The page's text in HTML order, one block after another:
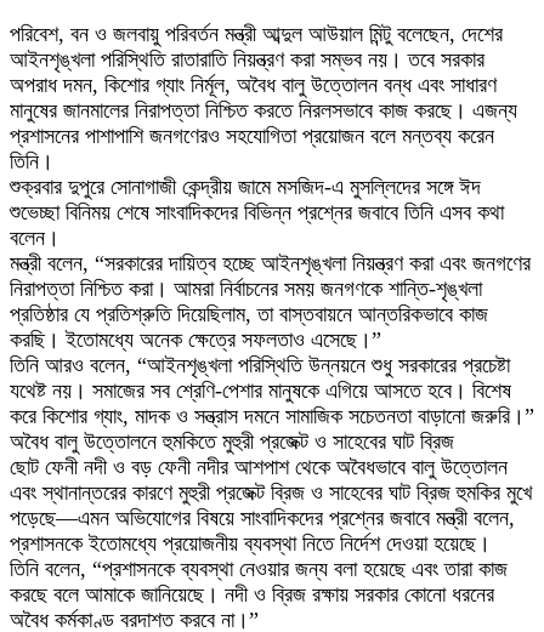
পরিবেশ, বন ও জলবায়ু পরিবর্তন মন্ত্রী আব্দুল আউয়াল মিন্টু বলেছেন, দেশের
আইনশৃঙ্খলা পরিস্থিতি রাতারাতি নিয়ন্ত্রণ করা সম্ভব নয়। তবে সরকার
অপরাধ দমন, কিশোর গ্যাং নির্মূল, অবৈধ বালু উত্তোলন বন্ধ এবং সাধারণ
মানুষের জানমালের নিরাপত্তা নিশ্চিত করতে নিরলসভাবে কাজ করছে। এজন্য
প্রশাসনের পাশাপাশি জনগণেরও সহযোগিতা প্রয়োজন বলে মন্তব্য করেন
তিনি।
শুক্রবার দুপুরে সোনাগাজী কেন্দ্রীয় জামে মসজিদ-এ মুসল্লিদের সঙ্গে ঈদ
শুভেচ্ছা বিনিময় শেষে সাংবাদিকদের বিভিন্ন প্রশ্নের জবাবে তিনি এসব কথা
বলেন।
মন্ত্রী বলেন, “সরকারের দায়িত্ব হচ্ছে আইনশৃঙ্খলা নিয়ন্ত্রণ করা এবং জনগণের
নিরাপত্তা নিশ্চিত করা। আমরা নির্বাচনের সময় জনগণকে শান্তি-শৃঙ্খলা
প্রতিষ্ঠার যে প্রতিশ্রুতি দিয়েছিলাম, তা বাস্তবায়নে আন্তরিকভাবে কাজ
করছি। ইতোমধ্যে অনেক ক্ষেত্রে সফলতাও এসেছে।”
তিনি আরও বলেন, “আইনশৃঙ্খলা পরিস্থিতি উন্নয়নে শুধু সরকারের প্রচেষ্টা
যথেষ্ট নয়। সমাজের সব শ্রেণি-পেশার মানুষকে এগিয়ে আসতে হবে। বিশেষ
করে কিশোর গ্যাং, মাদক ও সন্ত্রাস দমনে সামাজিক সচেতনতা বাড়ানো জরুরি।”
অবৈধ বালু উত্তোলনে হুমকিতে মুহুরী প্রজেক্ট ও সাহেবের ঘাট ব্রিজ
ছোট ফেনী নদী ও বড় ফেনী নদীর আশপাশ থেকে অবৈধভাবে বালু উত্তোলন
এবং স্থানান্তরের কারণে মুহুরী প্রজেক্ট ব্রিজ ও সাহেবের ঘাট ব্রিজ হুমকির মুখে
পড়েছে—এমন অভিযোগের বিষয়ে সাংবাদিকদের প্রশ্নের জবাবে মন্ত্রী বলেন,
প্রশাসনকে ইতোমধ্যে প্রয়োজনীয় ব্যবস্থা নিতে নির্দেশ দেওয়া হয়েছে।
তিনি বলেন, “প্রশাসনকে ব্যবস্থা নেওয়ার জন্য বলা হয়েছে এবং তারা কাজ
করছে বলে আমাকে জানিয়েছে। নদী ও ব্রিজ রক্ষায় সরকার কোনো ধরনের
অবৈধ কর্মকাণ্ড বরদাশত করবে না।”